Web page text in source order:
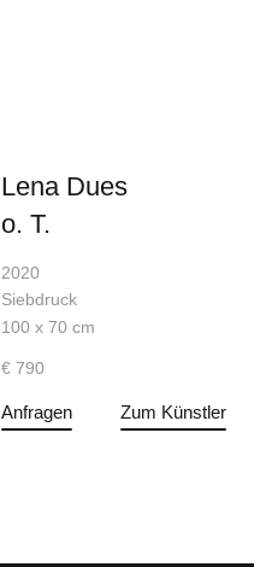
Lena Dues
o. T.
2020
Siebdruck
100 x 70 cm
€ 790
Anfragen Zum Künstler